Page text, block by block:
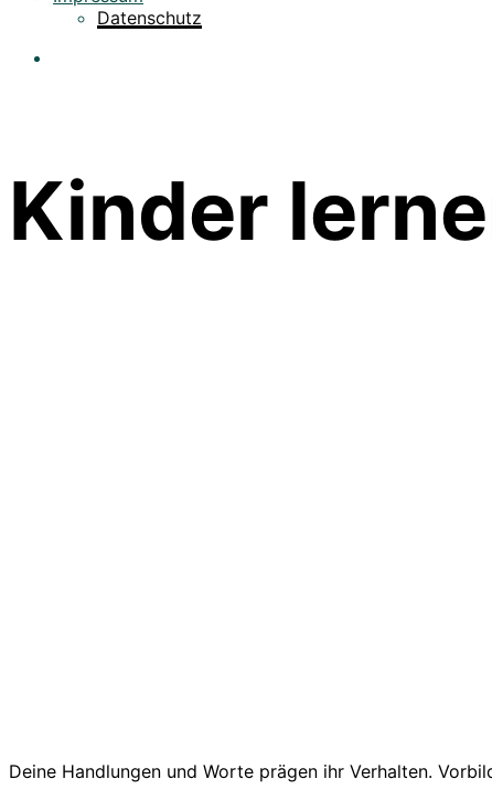
Datenschutz
Kinder
Deine Handlungen und Worte prägen ihr Verhalten.